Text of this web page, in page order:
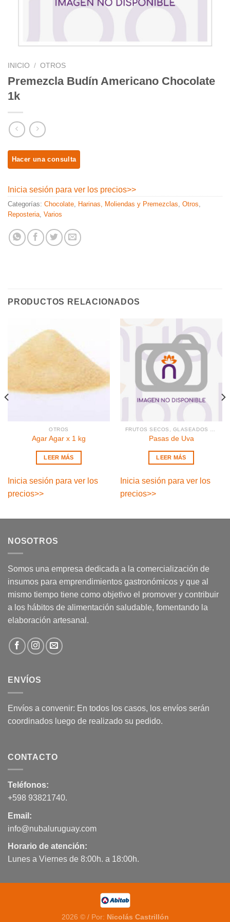
INICIO / OTROS
Premezcla Budín Americano Chocolate
1k
Inicia sesión para ver los precios>>
Categorías: Chocolate, Harinas, Moliendas y Premezclas, Otros,
Reposteria, Varios
PRODUCTOS RELACIONADOS
OTROS
Agar Agar x 1 kg
LEER MÁS
Inicia sesión para ver los
precios>>
Pasas de Uva
LEER MÁS
Inicia sesión para ver los
precios>>
NOSOTROS
Somos una empresa dedicada a la comercialización de
insumos para emprendimientos gastronómicos y que al
mismo tiempo tiene como objetivo el promover y contribuir
a los hábitos de alimentación saludable, fomentando la
elaboración artesanal.
ENVÍOS
Envíos a convenir: En todos los casos, los envíos serán
coordinados luego de realizado su pedido.
CONTACTO
Teléfonos:
+598 93821740.
Email:
info@nubaluruguay.com
Horario de atención:
Lunes a Viernes de 8:00h. a 18:00h.
2026 © / Por: Nicolás Castrillón